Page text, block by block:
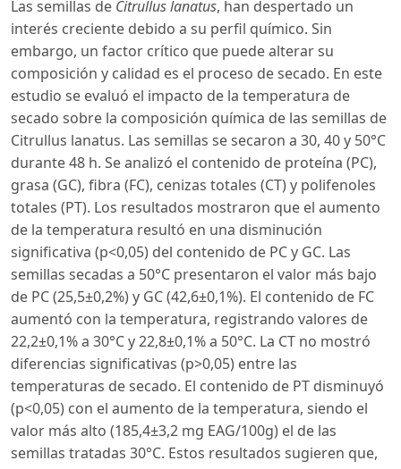
Las semillas de Citrullus lanatus, han despertado un
interés creciente debido a su perfil químico. Sin
embargo, un factor crítico que puede alterar su
composición y calidad es el proceso de secado. En este
estudio se evaluó el impacto de la temperatura de
secado sobre la composición química de las semillas de
Citrullus lanatus. Las semillas se secaron a 30, 40 y 50°C
durante 48 h. Se analizó el contenido de proteína (PC),
grasa (GC), fibra (FC), cenizas totales (CT) y polifenoles
totales (PT). Los resultados mostraron que el aumento
de la temperatura resultó en una disminución
significativa (p<0,05) del contenido de PC y GC. Las
semillas secadas a 50°C presentaron el valor más bajo
de PC (25,5±0,2%) y GC (42,6±0,1%). El contenido de FC
aumentó con la temperatura, registrando valores de
22,2±0,1% a 30°C y 22,8±0,1% a 50°C. La CT no mostró
diferencias significativas (p>0,05) entre las
temperaturas de secado. El contenido de PT disminuyó
(p<0,05) con el aumento de la temperatura, siendo el
valor más alto (185,4±3,2 mg EAG/100g) el de las
semillas tratadas 30°C. Estos resultados sugieren que,